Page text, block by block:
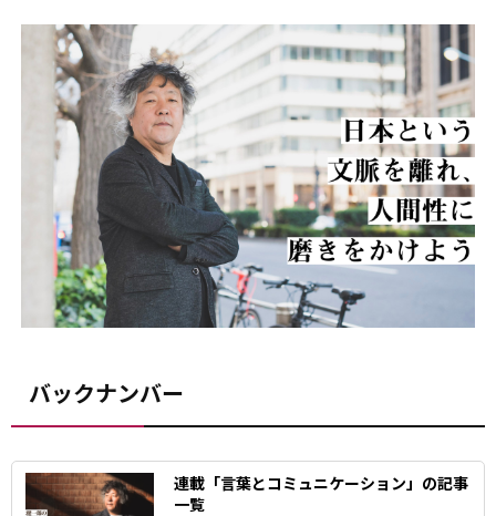
バックナンバー
連載「言葉とコミュニケーション」の記事
一覧